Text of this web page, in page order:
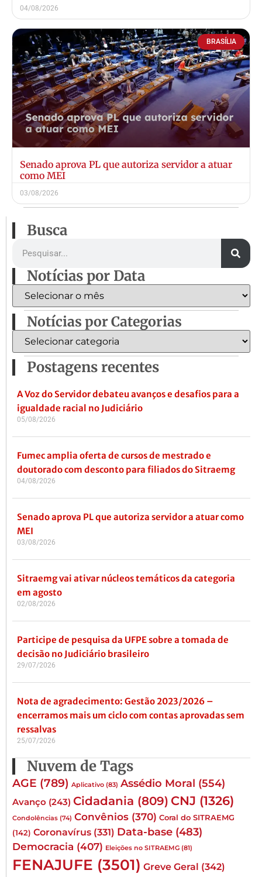
04/08/2026
BRASÍLIA
Senado aprova PL que autoriza servidor a atuar
como MEI
03/08/2026
Busca
Notícias por Data
Notícias por Categorias
Postagens recentes
A Voz do Servidor debateu avanços e desafios para a
igualdade racial no Judiciário
05/08/2026
Fumec amplia oferta de cursos de mestrado e
doutorado com desconto para filiados do Sitraemg
04/08/2026
Senado aprova PL que autoriza servidor a atuar como
MEI
03/08/2026
Sitraemg vai ativar núcleos temáticos da categoria
em agosto
02/08/2026
Participe de pesquisa da UFPE sobre a tomada de
decisão no Judiciário brasileiro
29/07/2026
Nota de agradecimento: Gestão 2023/2026 –
encerramos mais um ciclo com contas aprovadas sem
ressalvas
25/07/2026
Nuvem de Tags
AGE (789) Aplicativo (83) Assédio Moral (554)
Avanço (243) Cidadania (809) CNJ (1326)
Condolências (74) Convênios (370) Coral do SITRAEMG
(142) Coronavírus (331) Data-base (483)
Democracia (407) Eleições no SITRAEMG (81)
FENAJUFE (3501) Greve Geral (342)